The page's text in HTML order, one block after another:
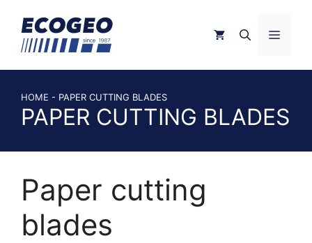
content
MENU
HOME - PAPER CUTTING BLADES
PAPER CUTTING BLADES
Paper cutting
blades